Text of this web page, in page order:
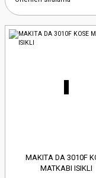
MAKITA DA 3010F
MATKABI ISIKLI